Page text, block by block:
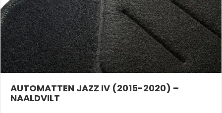
AUTOMATTEN JAZZ IV (2015-2020) –
NAALDVILT